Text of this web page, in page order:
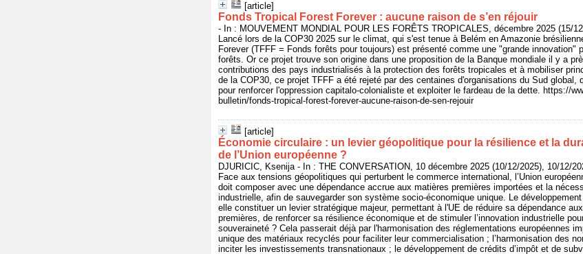
[article]
Fonds Tropical Forest Forever : aucune raison de s’en réjouir
- In : MOUVEMENT MONDIAL POUR LES FORÊTS TROPICALES, décembre 2025 (15/
Lancé lors de la COP30 2025 sur le climat, qui s'est tenue à Belém en Amazonie
Forever (TFFF = Fonds forêts pour toujours) est présenté comme une "grande innovation"
forêts. Or ce projet trouve son origine dans une proposition de la Banque mondiale il y a
contributions des pays industrialisés à la protection des forêts tropicales et à mobiliser
de la COP30, ce projet TFFF a été rejeté par des centaines d'organisations du Sud global,
pour renforcer l'oppression capitalo-colonialiste et exploiter le fardeau de la dette. https://
bulletin/fonds-tropical-forest-forever-aucune-raison-de-sen-rejouir
[article]
Économie circulaire : un levier géopolitique pour la résilience et la
de l’Union européenne ?
DJURICIC, Ksenija - In : THE CONVERSATION, 10 décembre 2025 (10/12/2025), 10/12/
Face aux tensions géopolitiques qui perturbent le commerce international, l’Union
doit composer avec une dépendance accrue aux matières premières importées et la
industrielle, afin de sauvegarder son système socio-économique unique. Le
elle constituer un levier stratégique majeur, permettant à l'UE de réduire sa dépendance
premières, de renforcer sa résilience économique et de stimuler l’innovation industrielle
souveraineté ? Cela passerait déjà par l'harmonisation des réglementations européennes
unique des matériaux recyclés pour faciliter leur commercialisation ; l’harmonisation des
inciter les investissements transnationaux ; le développement de crédits d’impôt et de